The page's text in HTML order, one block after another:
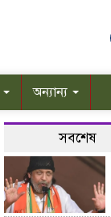
অন্যান্য
সবশেষ